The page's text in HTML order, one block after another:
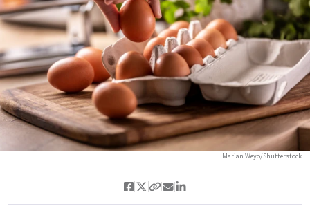
Marian Weyo/Shutterstock